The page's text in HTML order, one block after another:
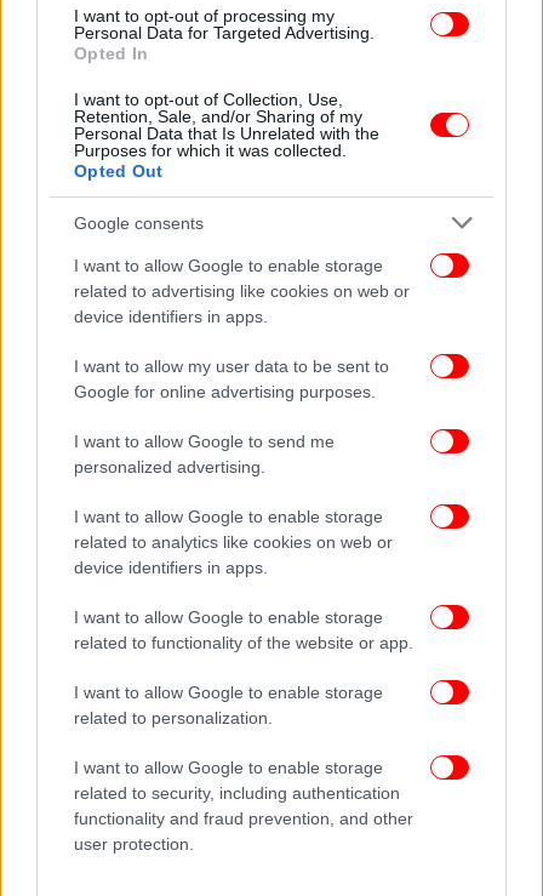
I want to opt-out of processing my
Personal Data for Targeted Advertising.
Opted In
I want to opt-out of Collection, Use,
Retention, Sale, and/or Sharing of my
Personal Data that Is Unrelated with the
Purposes for which it was collected.
Opted Out
Google consents
I want to allow Google to enable storage
related to advertising like cookies on web or
device identifiers in apps.
I want to allow my user data to be sent to
Google for online advertising purposes.
I want to allow Google to send me
personalized advertising.
I want to allow Google to enable storage
related to analytics like cookies on web or
device identifiers in apps.
I want to allow Google to enable storage
related to functionality of the website or app.
I want to allow Google to enable storage
related to personalization.
I want to allow Google to enable storage
related to security, including authentication
functionality and fraud prevention, and other
user protection.
«Είμαι αισιόδοξος γιατί έχουμε θέσεις, έχουμε
πολιτικό περιεχόμενο, σοβαρότητα, υπευθυνότητα
και πιστεύω ότι ο λαός βλέπει. Η ΝΔ υπηρετεί
συμφέρονται και έχουμε μια ασύδοτη αγορά με
ολιγοπώλια ενέργειας, τροφίμων, υγείας και
τραπεζών και έναν πρωθυπουργό ο οποίος κάνει
τον τροχονόμο σε αυτά τα συμφέροντα, χωρίς να
επιβάλει κανόνες ελέγχους και τρόφιμα. Δέσμευση
μας να αναγεννήσουμε το ΕΣΥ και να μειώσουμε τις
ανισότητες», ανέφερε μεταξύ άλλων ο κ.
Ανδρουλάκης.
Για τις κατηγορίες ότι διοικεί το ΠΑΣΟΚ με μια «παρέα
Σχετικά με τις κατηγορίες ότι διοικεί το κόμμα μαζί
με μια μικρή ομάδα στελεχών, ο κ. Ανδρουλάκης
ανέφερε: «Εχω ζήσει 2,5 χρόνια μια προσπάθεια
προσωπικής απαξίωσης, από δυο παρακρατικές
Αντί να λένε ότι είμαι ο μόνος πολιτικός που πήγε
στην δικαιοσύνη και αποκάλυψε το σκάνδαλο με τις
απολογούμενος. Οι μεν με επιθέσεις και σενάρια
συνωμοσιολογίας για την οικογένεια μου, για τα
χρόνια μου στην Θράκη ως φοιτητής και οι δε ότι
δεν έκανα μήνυση στον Μητσοτάκη, και αν έκανα,
θα τον είχαν δικαιώσει στη Βουλή. Μιλάμε για
ανοησίες. Και τώρα έχω μια κριτική που λέει για το